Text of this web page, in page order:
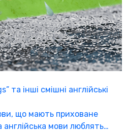
та інші смішні англійські
що мають приховане
англійська мови люблять…